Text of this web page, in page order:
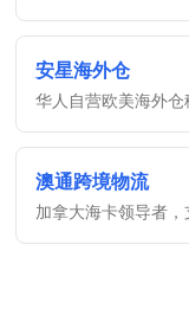
安星海外仓
华人自营欧美海外
澳通跨境物流
加拿大海卡领导者